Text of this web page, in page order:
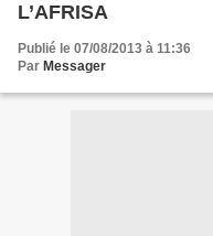
L’AFRISA
Publié le 07/08/2013 à 11:36
Par Messager